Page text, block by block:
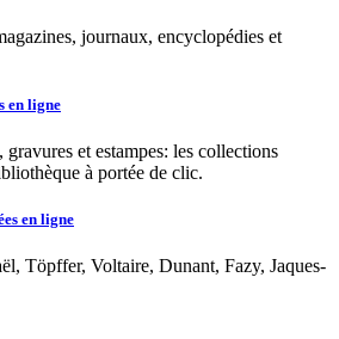
journaux, encyclopédies et
en ligne
et estampes: les collections
à portée de clic.
en ligne
Töpffer, Voltaire, Dunant, Fazy, Jaques-